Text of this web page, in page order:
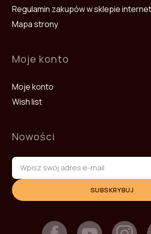
Regulamin zakupów w sklepie
Mapa strony
Moje konto
Moje konto
Wish list
Nowości
SUBSKRYBUJ